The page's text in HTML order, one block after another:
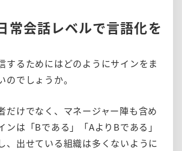
常会話レベルで言語化を
するためにはどのようにサインをま
のでしょうか。
だけでなく、マネージャー陣も含め
ンは「Bである」「AよりBである」
、出せている組織は多くないように